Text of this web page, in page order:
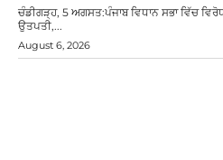
ਚੰਡੀਗੜ੍ਹ, 5 ਅਗਸਤ:ਪੰਜਾਬ ਵਿਧਾਨ ਸਭਾ ਵਿੱਚ
ਉਤਪਤੀ,...
August 6, 2026